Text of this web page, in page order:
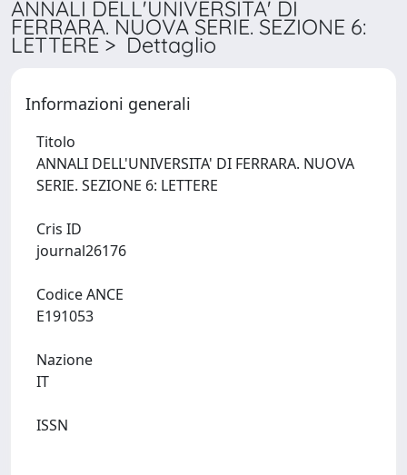
ANNALI DELL'UNIVERSITA' DI
FERRARA. NUOVA SERIE. SEZIONE 6:
LETTERE > Dettaglio
Informazioni generali
Titolo
ANNALI DELL'UNIVERSITA' DI FERRARA. NUOVA
Cris ID
Codice ANCE
Nazione
ISSN